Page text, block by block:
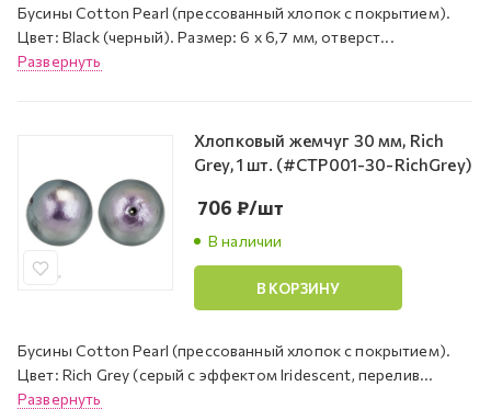
Бусины Cotton Pearl (прессованный хлопок с покрытием).
Цвет: Black (черный). Размер: 6 х 6,7 мм, отверст...
Развернуть
Хлопковый жемчуг 30 мм, Rich
Grey, 1 шт. (#CTP001-30-RichGrey)
В наличии
706 ₽/шт
В КОРЗИНУ
Бусины Cotton Pearl (прессованный хлопок с покрытием).
Цвет: Rich Grey (серый с эффектом Iridescent, перелив...
Развернуть